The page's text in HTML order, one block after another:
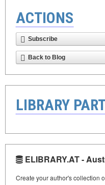
ACTIONS
Subscribe
Back to Blog
LIBRARY
ELIBRARY.AT -
Create your author's collection